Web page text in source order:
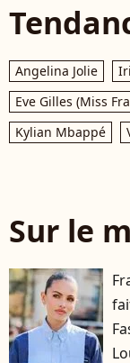
Angelina Jolie
Eve Gilles (Miss
Kylian Mbappé
Sur le